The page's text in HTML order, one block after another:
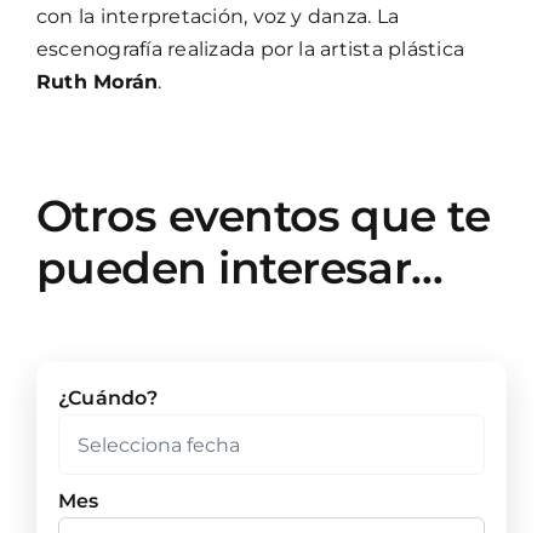
con la interpretación, voz y danza. La
escenografía realizada por la artista plástica
Ruth Morán.
Otros eventos que te
pueden interesar…
¿Cuándo?
Mes